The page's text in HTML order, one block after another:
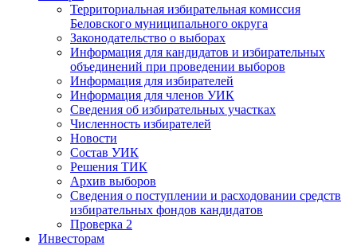
Территориальная избирательная комиссия
Беловского муниципального округа
Законодательство о выборах
Информация для кандидатов и избирательных
объединений при проведении выборов
Информация для избирателей
Информация для членов УИК
Сведения об избирательных участках
Численность избирателей
Новости
Состав УИК
Решения ТИК
Архив выборов
Сведения о поступлении и расходовании средств
избирательных фондов кандидатов
Проверка 2
Инвесторам